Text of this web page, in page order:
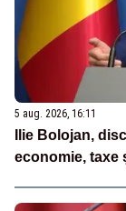
5 aug. 2026, 16:11
Ilie Bolojan,
economie, taxe